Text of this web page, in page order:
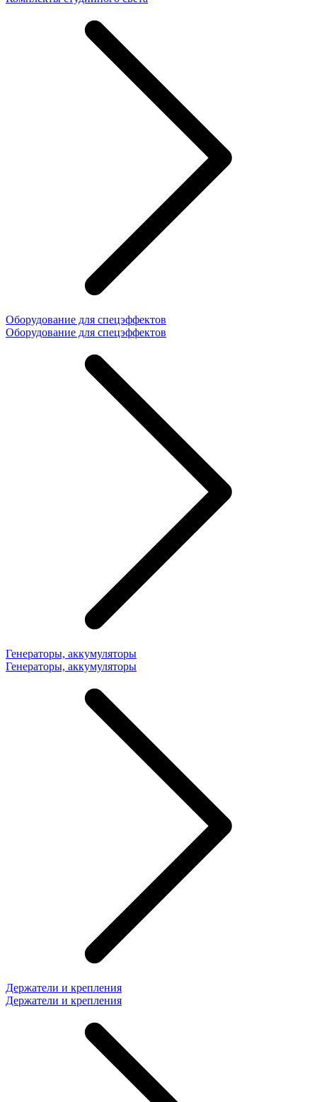
Оборудование для спецэффектов
Оборудование для спецэффектов
Генераторы, аккумуляторы
Генераторы, аккумуляторы
Держатели и крепления
Держатели и крепления